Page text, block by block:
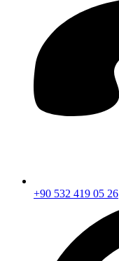
+90 532 419 05 26